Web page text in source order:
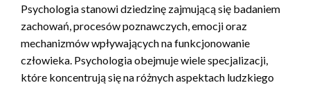
Psychologia stanowi dziedzinę zajmującą się badaniem
zachowań, procesów poznawczych, emocji oraz
mechanizmów wpływających na funkcjonowanie
człowieka. Psychologia obejmuje wiele specjalizacji,
które koncentrują się na różnych aspektach ludzkiego